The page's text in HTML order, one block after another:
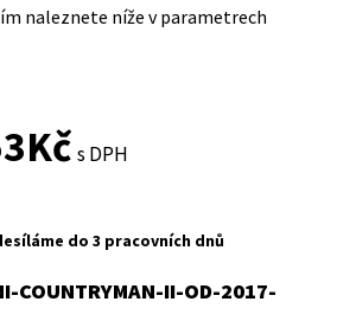
naleznete níže v parametrech
KčCurrent
is:
3
s DPH
do 3 pracovních dnů
COUNTRYMAN-II-OD-2017-